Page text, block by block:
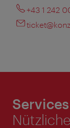
+43 1 242
Services